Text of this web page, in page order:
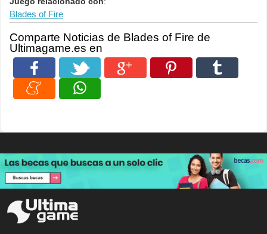
Blades of Fire
Comparte Noticias de Blades of Fire de
Ultimagame.es en